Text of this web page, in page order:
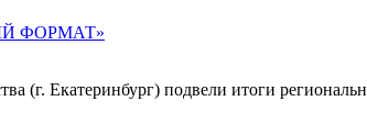
(г. Екатеринбург) подвели итоги